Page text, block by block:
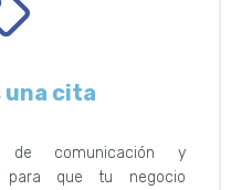
una cita
de comunicación y
para que tu negocio